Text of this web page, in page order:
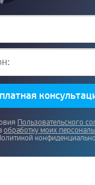
Пользовательского
обработку моих